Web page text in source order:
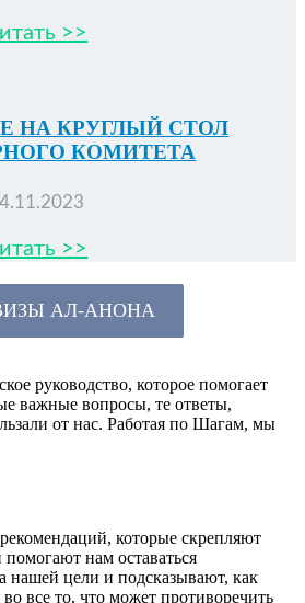
>>
НА КРУГЛЫЙ СТОЛ
КОМИТЕТА
>>
ЗЫ АЛ-АНОНА
руководство, которое помогает
важные вопросы, те ответы,
от нас. Работая по Шагам, мы
которые скрепляют
нам оставаться
нашей цели и подсказывают, как
все то, что может противоречить